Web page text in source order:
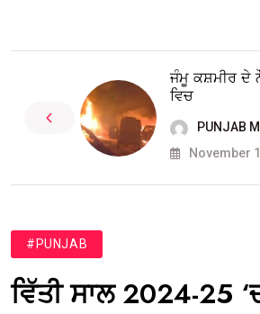
ਜੰਮੂ ਕਸ਼ਮੀਰ ਦੇ
ਵਿਚ
PUNJAB
November
#PUNJAB
ਵਿੱਤੀ ਸਾਲ 2024-25